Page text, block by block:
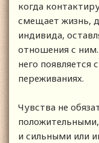
когда
смещает жизнь,
индивида,
отношения с
него появляется
переживаниях.
Чувства не
и сильными или